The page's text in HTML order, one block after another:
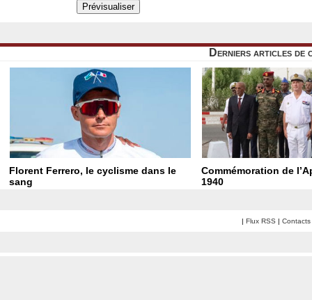
Derniers articles de
Florent Ferrero, le cyclisme dans le
sang
Commémoration de
1940
| Flux RSS | Contacts